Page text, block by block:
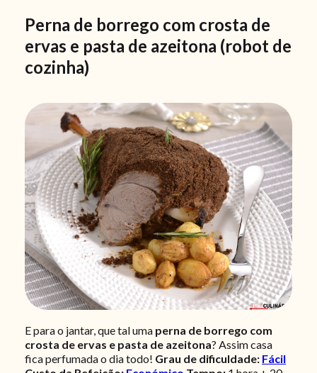
Perna de borrego com crosta de
ervas e pasta de azeitona (robot de
cozinha)
E para o jantar, que tal uma perna de borrego com
crosta de ervas e pasta de azeitona? Assim casa
fica perfumada o dia todo! Grau de dificuldade: Fácil